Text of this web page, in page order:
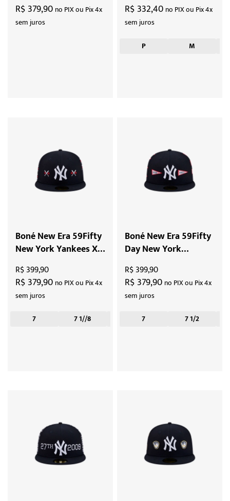
White"
R$ 379,90 no PIX ou Pix 4x
sem juros
R$ 332,40 no PIX ou Pix 4x
sem juros
P M
Boné New Era 59Fifty
New York Yankees X
"Navy"
R$ 379,90 no PIX ou Pix 4x
sem juros
R$ 399,90
7 7 1//8 7 1/4
Boné New Era 59Fifty
Day New York
Pennants "Navy"
R$ 379,90 no PIX ou Pix 4x
sem juros
R$ 399,90
7 7 1/2